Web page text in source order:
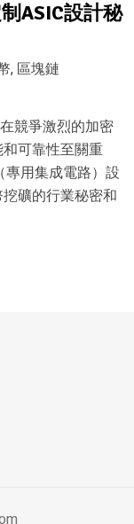
ASIC設計秘
, 區塊鏈
競爭激烈的加密
可靠性至關重
專用集成電路）設
礦的行業秘密和